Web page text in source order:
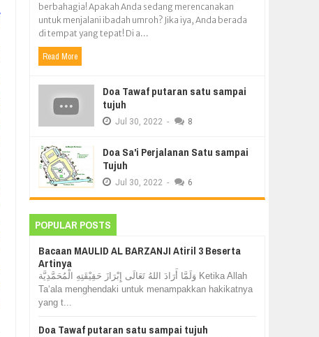
berbahagia! Apakah Anda sedang merencanakan
untuk menjalani ibadah umroh? Jika iya, Anda berada
di tempat yang tepat! Di a...
Read More
Doa Tawaf putaran satu sampai
tujuh
Jul 30, 2022 - 8
Doa Sa'i Perjalanan Satu sampai
Tujuh
Jul 30, 2022 - 6
POPULAR POSTS
Bacaan MAULID AL BARZANJI Atiril 3 Beserta
Artinya
وَلَمَّا أَرَادَ اللهُ تَعَالَى إِبْرَازَ حَقِيْقَتِهِ الْمُحَمَّدِيَّة Ketika Allah
Ta‘ala menghendaki untuk menampakkan hakikatnya
yang t...
Doa Tawaf putaran satu sampai tujuh